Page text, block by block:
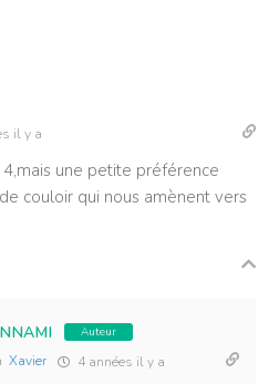
il y a
4,mais une petite préférence
couloir qui nous amènent vers
Auteur
Xavier 4 années il y a